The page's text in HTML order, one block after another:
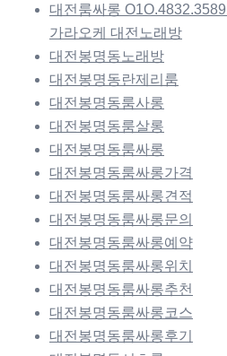
대전룸싸롱
가라오케 대전노래방
대전봉명동노래방
대전봉명동란제리룸
대전봉명동룸사롱
대전봉명동룸살롱
대전봉명동룸싸롱
대전봉명동룸싸롱가격
대전봉명동룸싸롱견적
대전봉명동룸싸롱문의
대전봉명동룸싸롱예약
대전봉명동룸싸롱위치
대전봉명동룸싸롱추천
대전봉명동룸싸롱코스
대전봉명동룸싸롱후기